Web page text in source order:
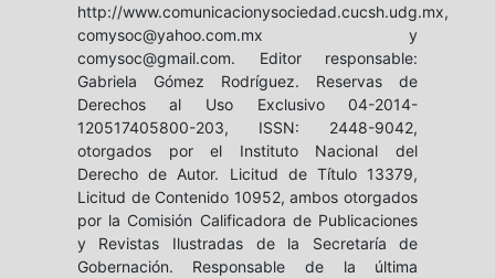
http://www.comunicacionysociedad.cucsh.udg.mx,
comysoc@yahoo.com.mx y
comysoc@gmail.com. Editor responsable:
Gabriela Gómez Rodríguez. Reservas de
Derechos al Uso Exclusivo 04-2014-
120517405800-203, ISSN: 2448-9042,
otorgados por el Instituto Nacional del
Derecho de Autor. Licitud de Título 13379,
Licitud de Contenido 10952, ambos otorgados
por la Comisión Calificadora de Publicaciones
y Revistas Ilustradas de la Secretaría de
Gobernación. Responsable de la última